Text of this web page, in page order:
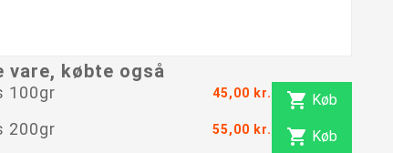
vare, købte også
100gr 45,00 kr.  Køb
200gr 55,00 kr.  Køb